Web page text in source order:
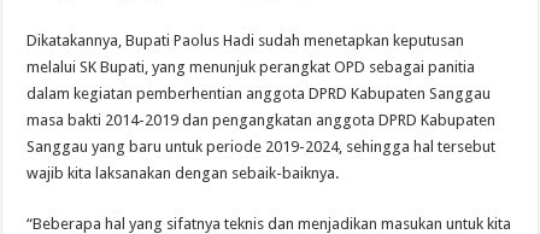
Dikatakannya, Bupati Paolus Hadi sudah menetapkan keputusan
melalui SK Bupati, yang menunjuk perangkat OPD sebagai panitia
dalam kegiatan pemberhentian anggota DPRD Kabupaten Sanggau
masa bakti 2014-2019 dan pengangkatan anggota DPRD Kabupaten
Sanggau yang baru untuk periode 2019-2024, sehingga hal tersebut
wajib kita laksanakan dengan sebaik-baiknya.
“Beberapa hal yang sifatnya teknis dan menjadikan masukan untuk kita